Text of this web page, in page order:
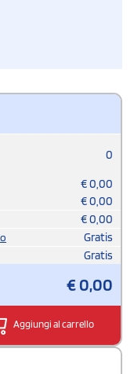
0
€0,00
€0,00
€0,00
Gratis
Gratis
€0,00
Aggiungi al carrello